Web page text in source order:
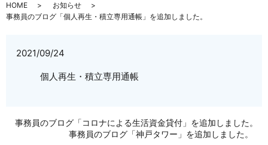
HOME
お知らせ
事務員のブログ「個人再生・積立専用通帳」を追加しました。
2021/09/24
個人再生・積立専用通帳
事務員のブログ「コロナによる生活資金貸付」を追加しました。
事務員のブログ「神戸タワー」を追加しました。